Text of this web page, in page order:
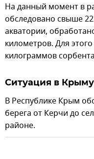
На данный момент в
обследовано свыше
акватории,
километров. Для
килограммов
Ситуация в
В Республике Крым
берега от Керчи до
районе.